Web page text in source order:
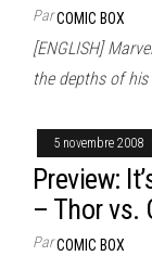
ParCOMIC BOX
[ENGLISH]
the depths of
5 novembre 2008
Preview:
– Thor vs.
ParCOMIC BOX